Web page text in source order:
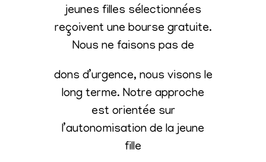
jeunes filles sélectionnées
reçoivent une bourse gratuite.
Nous ne faisons pas de
dons d’urgence, nous visons le
long terme. Notre approche
est orientée sur
l’autonomisation de la jeune
fille